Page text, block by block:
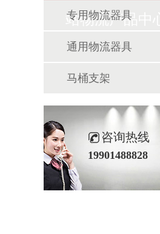
站物流产品中心
专用物流器具
通用物流器具
马桶支架
咨询热线
19901488828